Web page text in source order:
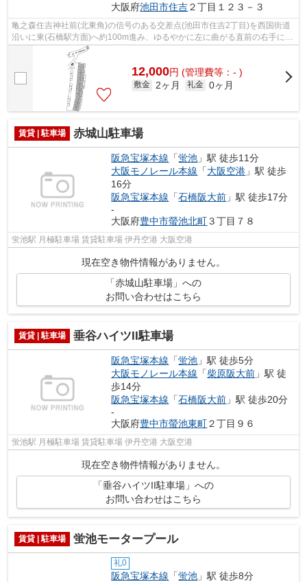
大阪府池田市住吉２丁目１２３－３
亀之森住吉神社前(北東角)の信号のある交差点(池田市住吉2丁目)を西国街道
沿いに東(石橋駅方面)へ約100m進み、ゆるやかに左に曲がる直前の右手にあ
ります。整備が整った駐車場です。「...
12,000円 (管理費等：- )
敷金 2ヶ月 礼金 0ヶ月
賃貸 | 駐車場 赤城山駐車場
阪急宝塚本線 「蛍池 」駅 徒歩11分
大阪モノレール本線 「大阪空港 」駅 徒歩
16分
阪急宝塚本線 「石橋阪大前 」駅 徒歩17分
-
大阪府豊中市螢池北町３丁目７８
蛍池駅 月極駐車場 賃貸駐車場 伊丹空港 大阪空港
現在空き物件情報がありません。
「赤城山駐車場」への
お問い合わせはこちら
賃貸 | 駐車場 垂谷ハイツII駐車場
阪急宝塚本線 「蛍池 」駅 徒歩5分
大阪モノレール本線 「柴原阪大前 」駅 徒
歩14分
阪急宝塚本線 「石橋阪大前 」駅 徒歩20分
-
大阪府豊中市螢池東町２丁目９６
蛍池駅 月極駐車場 賃貸駐車場 伊丹空港 大阪空港
現在空き物件情報がありません。
「垂谷ハイツII駐車場」への
お問い合わせはこちら
賃貸 | 駐車場 蛍池モータープール
礼0
阪急宝塚本線 「蛍池 」駅 徒歩8分